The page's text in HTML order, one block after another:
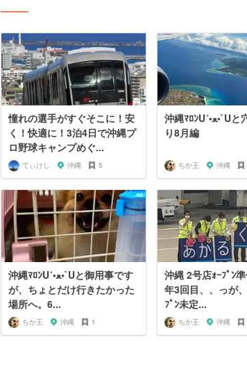
憧れの選手がすぐそこに！安
く！快適に！3泊4日で沖縄プ
ロ野球キャンプめぐ...
てぃけし 沖縄 5
沖縄ﾏﾛﾝU´•ﻌ•`Uと穴場ｽﾎﾟｯﾄ巡
り8月編
ちか王 沖縄
沖縄ﾏﾛﾝU´•ﻌ•`Uと御用事です
が、ちょとだけ行きたかった
場所へ。6...
ちか王 沖縄 1
沖縄 2号店ｫｰﾌﾟﾝ
年3回目、、っが
ﾌﾟﾝ未定...
ちか王 沖縄